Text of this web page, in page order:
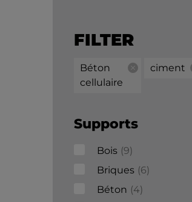
FILTER
Béton
cellulaire
ciment
Supports
Bois 9
Briques 6
Béton
4